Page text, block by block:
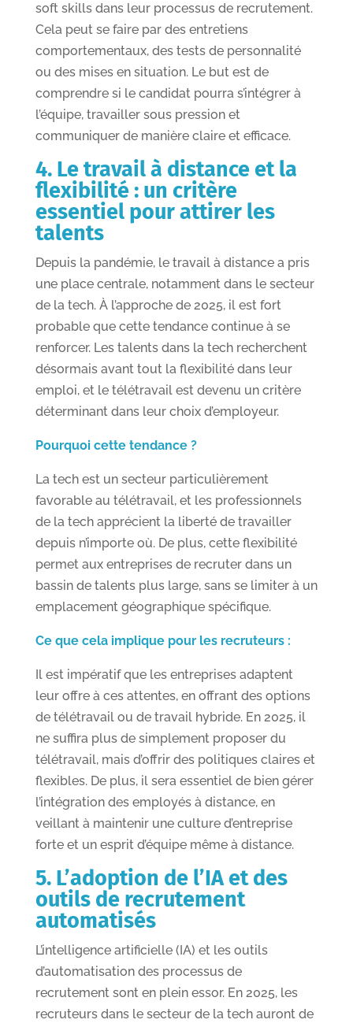
soft skills dans leur processus de recrutement.
Cela peut se faire par des entretiens
comportementaux, des tests de personnalité
ou des mises en situation. Le but est de
comprendre si le candidat pourra s’intégrer à
l’équipe, travailler sous pression et
communiquer de manière claire et efficace.
4. Le travail à distance et la
flexibilité : un critère
essentiel pour attirer les
talents
Depuis la pandémie, le travail à distance a pris
une place centrale, notamment dans le secteur
de la tech. À l’approche de 2025, il est fort
probable que cette tendance continue à se
renforcer. Les talents dans la tech recherchent
désormais avant tout la flexibilité dans leur
emploi, et le télétravail est devenu un critère
déterminant dans leur choix d’employeur.
Pourquoi cette tendance ?
La tech est un secteur particulièrement
favorable au télétravail, et les professionnels
de la tech apprécient la liberté de travailler
depuis n’importe où. De plus, cette flexibilité
permet aux entreprises de recruter dans un
bassin de talents plus large, sans se limiter à un
emplacement géographique spécifique.
Ce que cela implique pour les recruteurs :
Il est impératif que les entreprises adaptent
leur offre à ces attentes, en offrant des options
de télétravail ou de travail hybride. En 2025, il
ne suffira plus de simplement proposer du
télétravail, mais d’offrir des politiques claires et
flexibles. De plus, il sera essentiel de bien gérer
l’intégration des employés à distance, en
veillant à maintenir une culture d’entreprise
forte et un esprit d’équipe même à distance.
5. L’adoption de l’IA et des
outils de recrutement
automatisés
L’intelligence artificielle (IA) et les outils
d’automatisation des processus de
recrutement sont en plein essor. En 2025, les
recruteurs dans le secteur de la tech auront de